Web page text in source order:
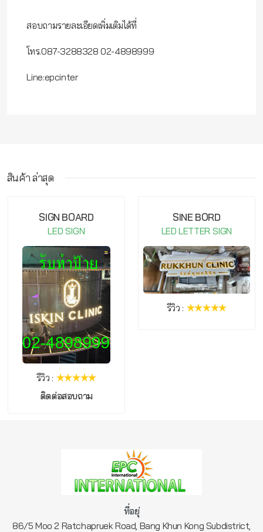
สอบถามรายละเอียดเพิ่มเติมได้ที่
โทร.087-3288328 02-4898999
Line:epcinter
กรุณาเข้าสู่ระบบ จึงจะสามารถ เขียนรีวิวสินค้านี้ได้
สินค้า ล่าสุด
SINE BORD
LED LETTER SIGN
รีวิว :
SAFETY
DIGITAL LED
ที่อยุ่
86/5 Moo 2 Ratchapruek Road, Bang Khun Kong Subdistrict,